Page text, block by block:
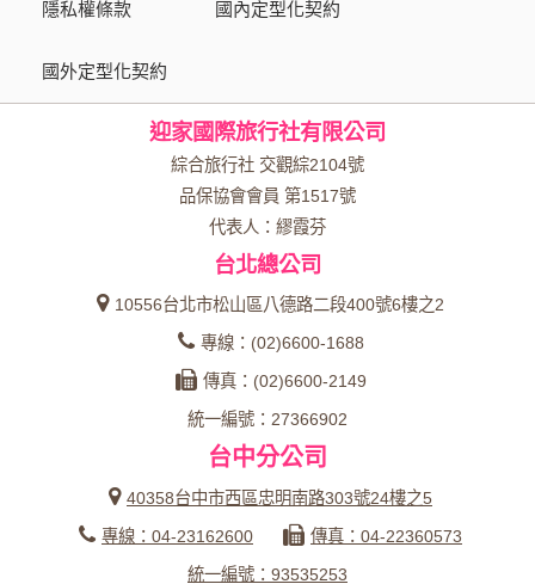
隱私權條款 國內定型化契約
國外定型化契約
迎家國際旅行社有限公司
綜合旅行社 交觀綜2104號
品保協會會員 第1517號
代表人：繆霞芬
台北總公司
10556台北市松山區八德路二段400號6樓之2
專線：(02)6600-1688
傳真：(02)6600-2149
統一編號：27366902
台中分公司
40358台中市西區忠明南路303號24樓之5
專線：04-23162600
傳真：04-22360573
統一編號：93535253